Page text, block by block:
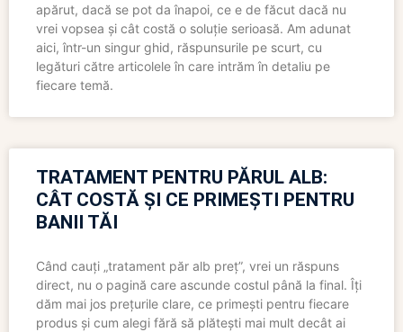
apărut, dacă se pot da înapoi, ce e de făcut dacă nu
vrei vopsea și cât costă o soluție serioasă. Am adunat
aici, într-un singur ghid, răspunsurile pe scurt, cu
legături către articolele în care intrăm în detaliu pe
fiecare temă.
TRATAMENT PENTRU PĂRUL ALB:
CÂT COSTĂ ȘI CE PRIMEȘTI PENTRU
BANII TĂI
Când cauți „tratament păr alb preț”, vrei un răspuns
direct, nu o pagină care ascunde costul până la final. Îți
dăm mai jos prețurile clare, ce primești pentru fiecare
produs și cum alegi fără să plătești mai mult decât ai